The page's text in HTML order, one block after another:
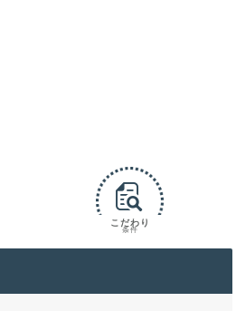
こだわり
条件